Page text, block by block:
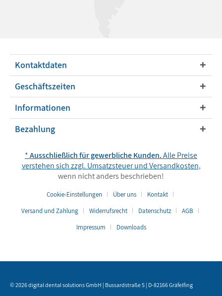
Kontaktdaten
Geschäftszeiten
Informationen
Bezahlung
*Ausschließlich für gewerbliche Kunden.Alle Preise
verstehen sich zzgl. Umsatzsteuer undVersandkosten,
wenn nicht anders beschrieben!
Cookie-Einstellungen Über uns
Kontakt
Versand und Zahlung
Widerrufsrecht Datenschutz
AGB
Impressum
Downloads
© 2026 digital dental solutions GmbH | Bussardstraße 5 | D-82166 Gräfelfing